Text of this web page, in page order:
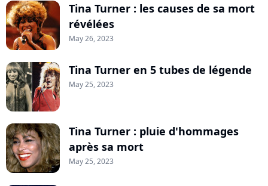
Tina Turner : les causes de sa mort
révélées
May 26, 2023
Tina Turner en 5 tubes de légende
May 25, 2023
Tina Turner : pluie d'hommages
après sa mort
May 25, 2023